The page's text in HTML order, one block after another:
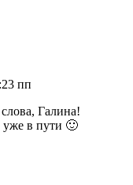
пп
Галина!
уже в пути 🙂